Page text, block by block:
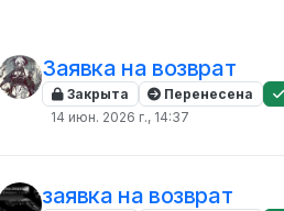
Заявка на возврат
Закрыта Перенесена
14 июн. 2026 г., 14:37
заявка на возврат